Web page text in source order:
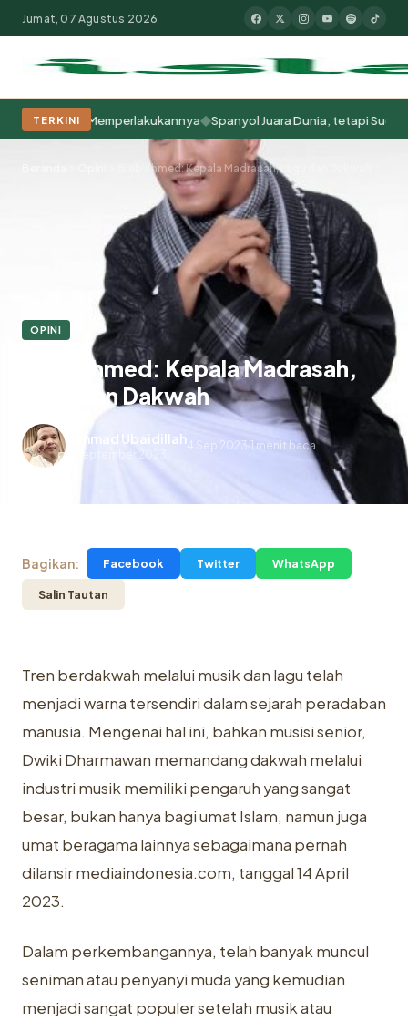
Populer:Moderasi BeragamaKhutbah JumatPesantrenTokoh
Jumat, 07 Agustus 2026
TERKINI
Kita Memperlakukannya◆Spanyol Juara Dunia, tetapi Sudah
Bieb Ahmed: Kepala Madrasah, Lagu dan Dakwah
OPINI
Bieb Ahmed: Kepala Madrasah,
Lagu dan Dakwah
Achmad Ubaidillah
4 September 2023
4 Sep 2023 1 menit baca
Bagikan: Facebook Twitter WhatsApp
Salin Tautan
Tren berdakwah melalui musik dan lagu telah
menjadi warna tersendiri dalam sejarah peradaban
manusia. Mengenai hal ini, bahkan musisi senior,
Dwiki Dharmawan memandang dakwah melalui
industri musik memiliki pengaruh yang sangat
besar, bukan hanya bagi umat Islam, namun juga
umat beragama lainnya sebagaimana pernah
dilansir mediaindonesia.com, tanggal 14 April
2023.
Dalam perkembangannya, telah banyak muncul
seniman atau penyanyi muda yang kemudian
menjadi sangat populer setelah musik atau